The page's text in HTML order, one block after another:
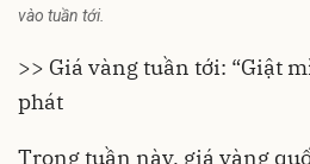
vào tuần tới.
>> Giá vàng tuần tới: “Giật
phát
Trong tuần này, giá vàng